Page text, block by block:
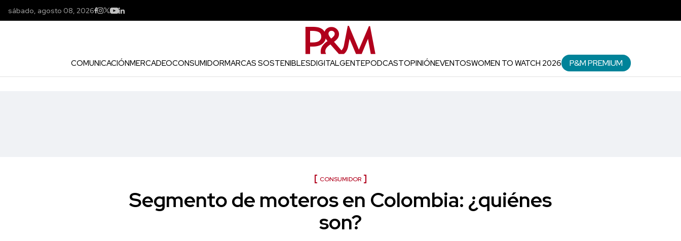
sábado, agosto 08, 2026
COMUNICACIÓNMERCADEOCONSUMIDORMARCAS SOSTENIBLESDIGITALGENTEPODCASTOPINIÓNEVENTOSWOMEN TO WATCH 2026 P&M PREMIUM
CONSUMIDOR
Segmento de moteros en Colombia: ¿quiénes
son?